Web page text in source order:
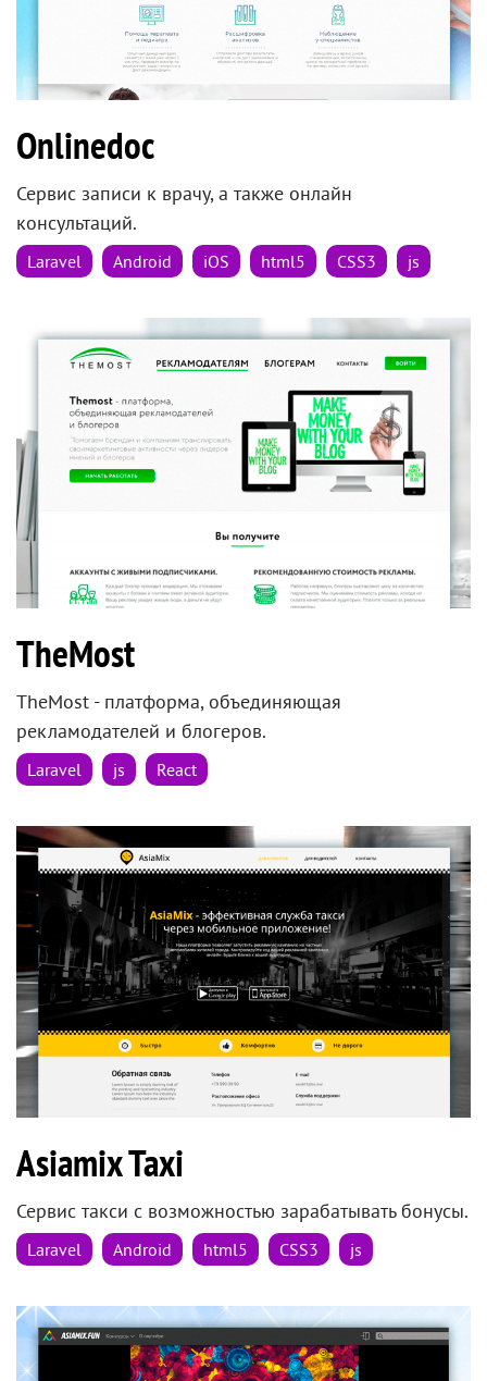
Onlinedoc
Сервис записи к врачу, а также онлайн
консультаций.
Laravel Android iOS html5 CSS3 js
TheMost
TheMost - платформа, объединяющая
рекламодателей и блогеров.
Laravel js React
Asiamix Taxi
Сервис такси с возможностью зарабатывать бонусы.
Laravel Android html5 CSS3 js